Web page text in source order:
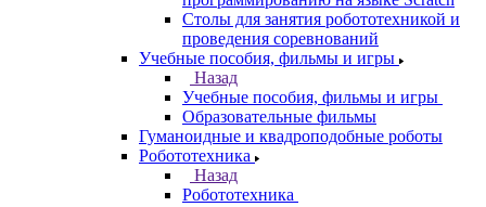
Столы для занятия робототехникой и
проведения соревнований
Учебные пособия, фильмы и игры
Назад
Учебные пособия, фильмы и игры
Образовательные фильмы
Гуманоидные и квадроподобные роботы
Робототехника
Назад
Робототехника